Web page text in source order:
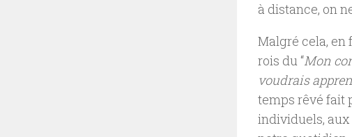
à distance, on
Malgré cela, en
rois du “Mon
voudrais
temps rêvé fait
individuels, aux